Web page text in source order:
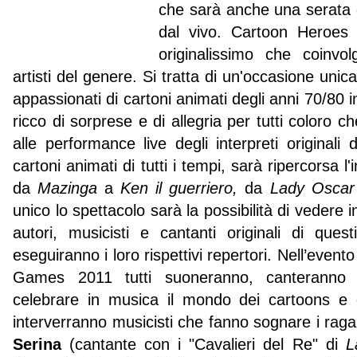
che sarà anche una
dal vivo. Cartoon
originalissimo che
artisti del genere. Si tratta di un'occasione
appassionati di cartoni animati degli anni 70/80
ricco di sorprese e di allegria per tutti coloro
alle performance live degli interpreti originali
cartoni animati di tutti i tempi, sarà ripercorsa
daMazinga aKen il guerriero, da Lady Oscar
unico lo spettacolo sarà la possibilità di vedere
autori, musicisti e cantanti originali di
eseguiranno i loro rispettivi repertori.
Games 2011 tutti suoneranno,
celebrare in musica il mondo dei cartoons e
interverranno musicisti che fanno sognare i
Serina (cantante con i "Cavalieri del Re" di